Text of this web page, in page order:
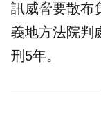
訊威脅要散布
義地方法院判
刑5年。